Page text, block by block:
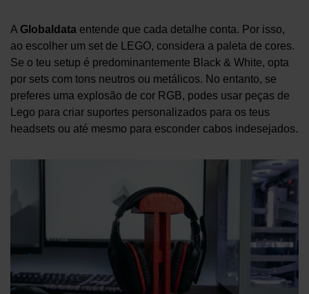
A Globaldata entende que cada detalhe conta. Por isso,
ao escolher um set de LEGO, considera a paleta de cores.
Se o teu setup é predominantemente Black & White, opta
por sets com tons neutros ou metálicos. No entanto, se
preferes uma explosão de cor RGB, podes usar peças de
Lego para criar suportes personalizados para os teus
headsets ou até mesmo para esconder cabos indesejados.